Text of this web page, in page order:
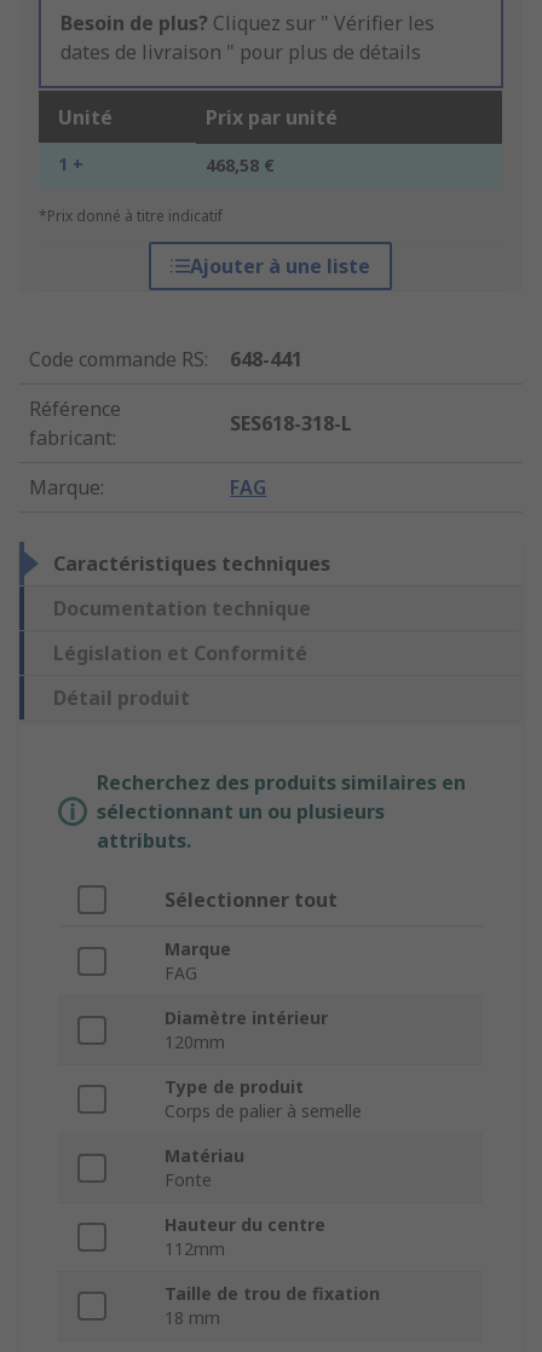
Besoin de plus? Cliquez sur " Vérifier les
dates de livraison " pour plus de détails
Unité Prix par unité
1 + 468,58 €
*Prix donné à titre indicatif
Ajouter à une liste
Code commande RS:
648-441
Référence
fabricant:
SES618-318-L
Marque: FAG
Caractéristiques techniques
Documentation technique
Législation et Conformité
Détail produit
Recherchez des produits similaires en
sélectionnant un ou plusieurs
attributs.
Sélectionner tout
Marque
FAG
Diamètre intérieur
120mm
Type de produit
Corps de palier à semelle
Matériau
Fonte
Hauteur du centre
112mm
Taille de trou de fixation
18 mm